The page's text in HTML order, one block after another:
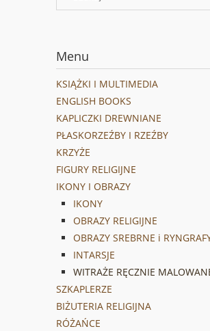
Menu
KSIĄŻKI I MULTIMEDIA
ENGLISH BOOKS
KAPLICZKI DREWNIANE
PŁASKORZEŹBY I RZEŹBY
KRZYŻE
FIGURY RELIGIJNE
IKONY I OBRAZY
IKONY
OBRAZY RELIGIJNE
OBRAZY SREBRNE i
INTARSJE
WITRAŻE RĘCZNIE
SZKAPLERZE
BIŻUTERIA RELIGIJNA
RÓŻAŃCE